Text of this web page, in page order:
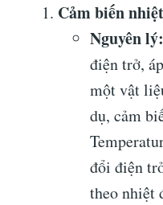
Cảm biến
Nguyên lý:
điện trở,
một vật
dụ, cảm
đổi điện
theo nhiệt